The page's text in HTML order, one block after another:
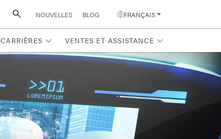
NOUVELLES BLOG FRANÇAIS
CARRIÈRES VENTES ET ASSISTANCE